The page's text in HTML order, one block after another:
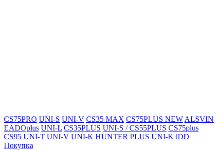
CS75PRO UNI-S UNI-V CS35 MAX CS75PLUS NEW ALSVIN
EADOplus UNI-L CS35PLUS UNI-S / CS55PLUS CS75plus
CS95 UNI-T UNI-V UNI-K HUNTER PLUS UNI-K iDD
Покупка